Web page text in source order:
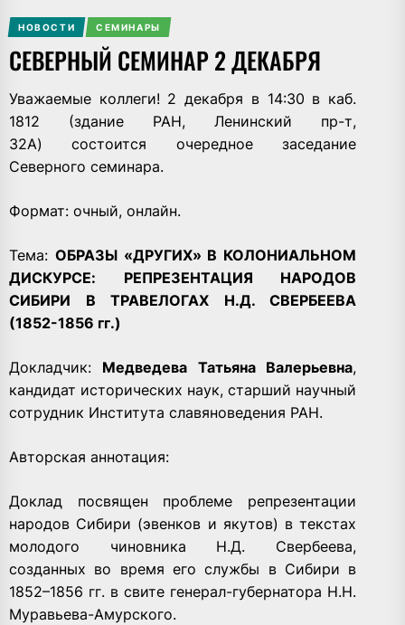
НОВОСТИ СЕМИНАРЫ
СЕВЕРНЫЙ СЕМИНАР 2 ДЕКАБРЯ
Уважаемые коллеги! 2 декабря в 14:30 в каб.
1812 (здание РАН, Ленинский пр-т,
32А)
состоится очередное заседание
Северного семинара.
Формат: очный, онлайн.
Тема: ОБРАЗЫ «ДРУГИХ» В КОЛОНИАЛЬНОМ
ДИСКУРСЕ: РЕПРЕЗЕНТАЦИЯ НАРОДОВ
СИБИРИ В ТРАВЕЛОГАХ
Н.Д. СВЕРБЕЕВА
(1852­-1856 гг.)
Докладчик: Медведева Татьяна Валерьевна,
кандидат исторических наук, старший научный
сотрудник Института славяноведения РАН.
Авторская аннотация:
Доклад посвящен проблеме репрезентации
народов Сибири (эвенков и якутов) в текстах
молодого чиновника Н.Д. Свербеева,
созданных во время его службы в Сибири в
1852–1856 гг. в свите генерал-губернатора Н.Н.
Муравьева-Амурского.